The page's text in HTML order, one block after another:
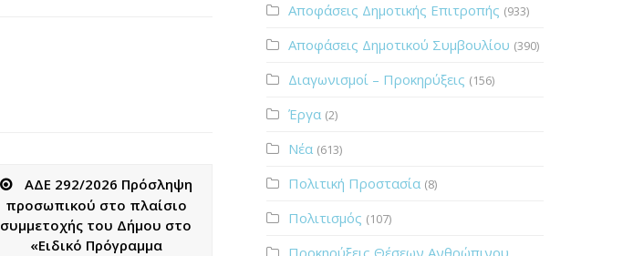
ΑΔΕ 292/2026 Πρόσληψη
προσωπικού στο πλαίσιο
συμμετοχής του Δήμου στο
«Ειδικό Πρόγραμμα
Αποφάσεις Δημοτικής Επιτροπής (933)
Αποφάσεις Δημοτικού Συμβουλίου (390)
Διαγωνισμοί – Προκηρύξεις (156)
Έργα (2)
Νέα (613)
Πολιτική Προστασία (8)
Πολιτισμός (107)
Προκηρύξεις Θέσεων Ανθρώπινου